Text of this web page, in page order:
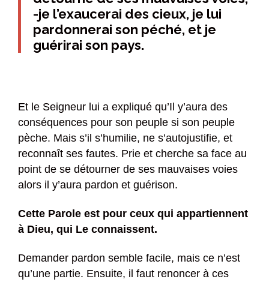
-je l’exaucerai des cieux, je lui
pardonnerai son péché, et je
guérirai son pays.
Et le Seigneur lui a expliqué qu’Il y’aura des
conséquences pour son peuple si son peuple
pèche. Mais s’il s’humilie, ne s’autojustifie, et
reconnaît ses fautes. Prie et cherche sa face au
point de se détourner de ses mauvaises voies
alors il y’aura pardon et guérison.
Cette Parole est pour ceux qui appartiennent
à Dieu, qui Le connaissent.
Demander pardon semble facile, mais ce n’est
qu’une partie. Ensuite, il faut renoncer à ces